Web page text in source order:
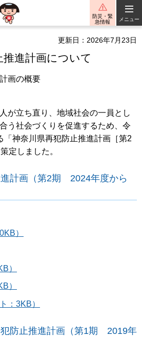
防災・緊
急情報
メニュー
更新日：2026年7月23日
進計画について
画の概要
が立ち直り、地域社会の一員とし
う社会づくりを促進するため、令
「神奈川県再犯防止推進計画［第2
定しました。
計画（第2期 2024年度から
）
）
）
：3KB）
犯防止推進計画（第1期 2019年